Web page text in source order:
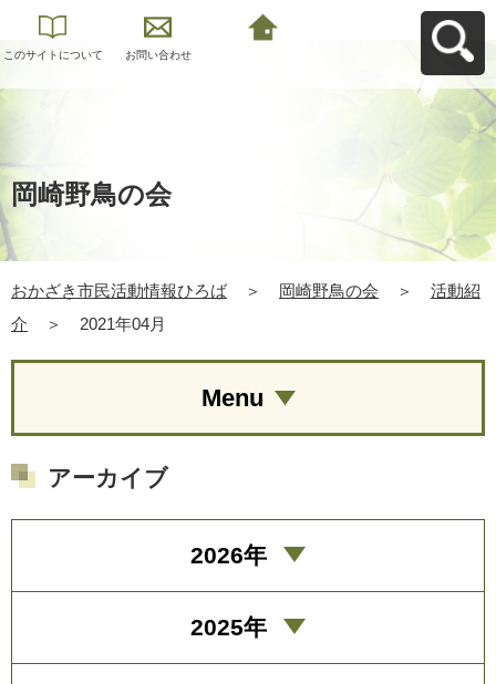
このサイトについて お問い合わせ
岡崎野鳥の会
おかざき市民活動情報ひろば ＞ 岡崎野鳥の会 ＞
活動紹
介
＞ 2021年04月
Menu
アーカイブ
2026年
2025年